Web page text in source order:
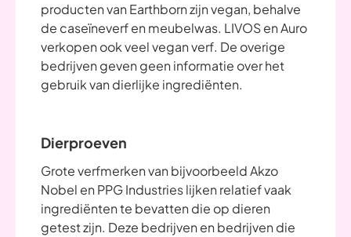
producten van Earthborn zijn vegan, behalve
de caseïneverf en meubelwas. LIVOS en Auro
verkopen ook veel vegan verf. De overige
bedrijven geven geen informatie over het
gebruik van dierlijke ingrediënten.
Dierproeven
Grote verfmerken van bijvoorbeeld Akzo
Nobel en PPG Industries lijken relatief vaak
ingrediënten te bevatten die op dieren
getest zijn. Deze bedrijven en bedrijven die